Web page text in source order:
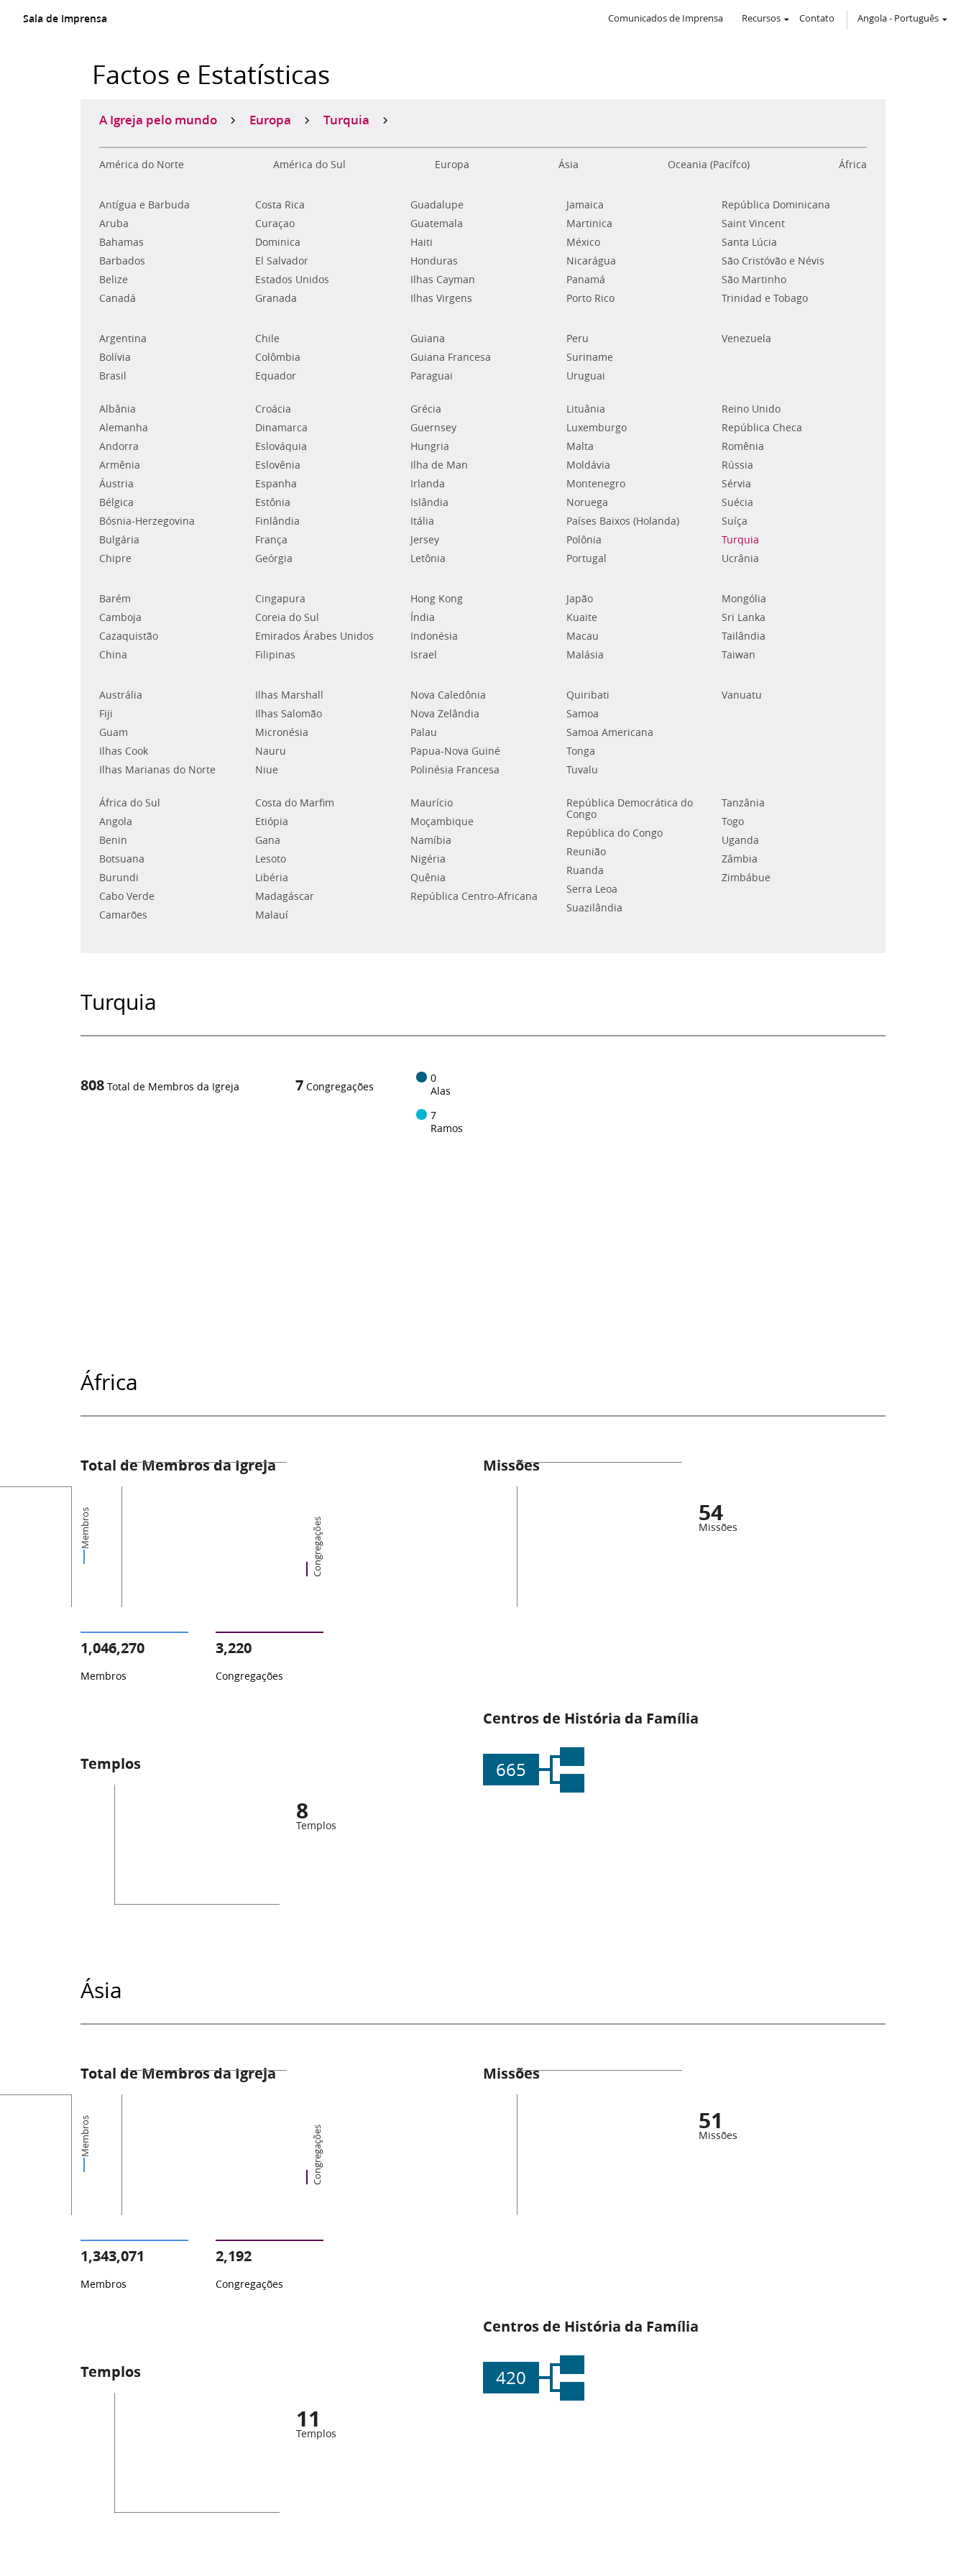
Sala de Imprensa Comunicados de Imprensa Recursos Contato Angola- Português
Factos e Estatísticas
A Igreja pelo mundo Europa Turquia
América do Norte América do Sul Europa Ásia Oceania (Pacífco) África
Antígua e Barbuda
Aruba
Bahamas
Barbados
Belize
Canadá
Costa Rica
Curaçao
Dominica
El Salvador
Estados Unidos
Granada
Guadalupe
Guatemala
Haiti
Honduras
Ilhas Cayman
Ilhas Virgens
Jamaica
Martinica
México
Nicarágua
Panamá
Porto Rico
República Dominicana
Saint Vincent
Santa Lúcia
São Cristóvão e Névis
São Martinho
Trinidad e Tobago
Argentina
Bolívia
Brasil
Chile
Colômbia
Equador
Guiana
Guiana Francesa
Paraguai
Peru
Suriname
Uruguai
Venezuela
Albânia
Alemanha
Andorra
Armênia
Áustria
Bélgica
Bósnia-Herzegovina
Bulgária
Chipre
Croácia
Dinamarca
Eslováquia
Eslovênia
Espanha
Estônia
Finlândia
França
Geórgia
Grécia
Guernsey
Hungria
Ilha de Man
Irlanda
Islândia
Itália
Jersey
Letônia
Lituânia
Luxemburgo
Malta
Moldávia
Montenegro
Noruega
Países Baixos (Holanda)
Polônia
Portugal
Reino Unido
República Checa
Romênia
Rússia
Sérvia
Suécia
Suíça
Turquia
Ucrânia
Barém
Camboja
Cazaquistão
China
Cingapura
Coreia do Sul
Emirados Árabes Unidos
Filipinas
Hong Kong
Índia
Indonésia
Israel
Japão
Kuaite
Macau
Malásia
Mongólia
Sri Lanka
Tailândia
Taiwan
Austrália
Fiji
Guam
Ilhas Cook
Ilhas Marianas do Norte
Ilhas Marshall
Ilhas Salomão
Micronésia
Nauru
Niue
Nova Caledônia
Nova Zelândia
Palau
Papua-Nova Guiné
Polinésia Francesa
Quiribati
Samoa
Samoa Americana
Tonga
Tuvalu
Vanuatu
África do Sul
Angola
Benin
Botsuana
Burundi
Cabo Verde
Camarões
Costa do Marfim
Etiópia
Gana
Lesoto
Libéria
Madagáscar
Malauí
Maurício
Moçambique
Namíbia
Nigéria
Quênia
República Centro-Africana
República Democrática do
Congo
República do Congo
Reunião
Ruanda
Serra Leoa
Suazilândia
Tanzânia
Togo
Uganda
Zâmbia
Zimbábue
Turquia
808 Total de Membros da Igreja 7 Congregações
0
Alas
7
Ramos
África
Total de Membros da Igreja
Membros Congregações
1,046,270
Membros
3,220
Congregações
Missões
54
Missões
Centros de História da Família
665
Templos
8
Templos
Ásia
Total de Membros da Igreja
Membros Congregações
1,343,071
Membros
2,192
Congregações
Missões
51
Missões
Centros de História da Família
420
Templos
11
Templos